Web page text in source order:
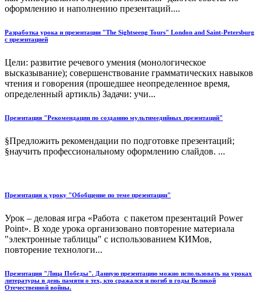
оформлению и наполнению презентаций....
Разработка урока и презентации "The Sightseeng Tours" London and Saint-Petersburg
c презентацией
Цели: развитие речевого умения (монологическое
высказывание); совершенствование грамматических навыков
чтения и говорения (прошедшее неопределенное время,
определенный артикль) Задачи: учи...
Презентация "Рекомендации по созданию мультимедийных презентаций"
§Предложить рекомендации по подготовке презентаций;
§научить профессиональному оформлению слайдов. ...
Презентация к уроку "Обобщение по теме презентации"
Урок – деловая игра «Работа с пакетом презентаций Power
Point». В ходе урока организовано повторение материала
"электронные таблицы" с использованием КИМов,
повторение технологи...
Презентация "Лица Победы". Данную презентацию можно использовать на уроках
литературы в день памяти о тех, кто сражался и погиб в годы Великой
Отечественной войны.